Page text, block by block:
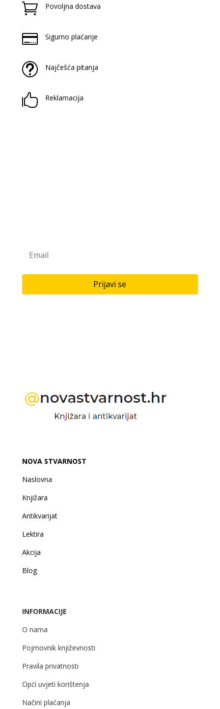
 Povoljna dostava
 Sigurno plaćanje
t Najčešća pitanja
 Reklamacija
Prijavi se
NOVA STVARNOST
Naslovna
Knjižara
Antikvarijat
Lektira
Akcija
Blog
INFORMACIJE
O nama
Pojmovnik književnosti
Pravila privatnosti
Opći uvjeti korištenja
Načini plaćanja